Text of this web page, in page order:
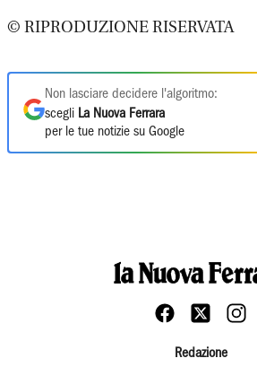
© RIPRODUZIONE RISERVATA
Non lasciare decidere l'algoritmo:
scegli La Nuova Ferrara
per le tue notizie su Google
Redazione